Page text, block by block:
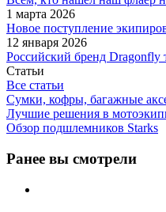
1 марта 2026
Новое поступление
12 января 2026
Российский бренд Dragonfly
Статьи
Все статьи
Сумки, кофры, багажные
Лучшие решения в
Обзор подшлемников Starks
Ранее вы смотрели